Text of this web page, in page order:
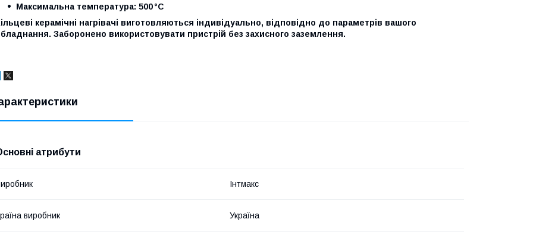
Максимальна температура: 500 °C
керамічні нагрівачі виготовляються індивідуально, відповідно до параметрів вашого
Заборонено використовувати пристрій без захисного заземлення.
атрибути
Інтмакс
виробник Україна